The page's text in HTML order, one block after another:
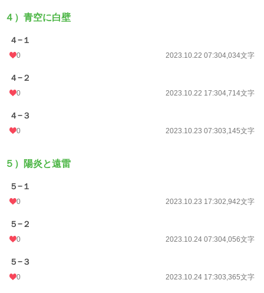
４）青空に白壁
４−１
0 2023.10.22 07:304,034文字
４−２
0 2023.10.22 17:304,714文字
４−３
0 2023.10.23 07:303,145文字
５）陽炎と遠雷
５−１
0 2023.10.23 17:302,942文字
５−２
0 2023.10.24 07:304,056文字
５−３
0 2023.10.24 17:303,365文字